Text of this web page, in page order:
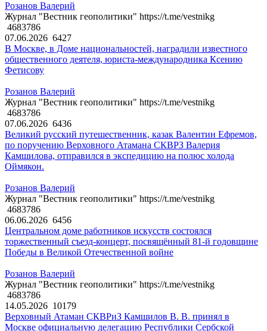
Розанов Валерий
Журнал "Вестник геополитики" https://t.me/vestnikg
4683786
07.06.2026 6427
В Москве, в Доме национальностей, наградили известного
общественного деятеля, юриста-международника Ксению
Фетисову
Розанов Валерий
Журнал "Вестник геополитики" https://t.me/vestnikg
4683786
07.06.2026 6436
Великий русский путешественник, казак Валентин Ефремов,
по поручению Верховного Атамана СКВРЗ Валерия
Камшилова, отправился в экспедицию на полюс холода
Оймякон.
Розанов Валерий
Журнал "Вестник геополитики" https://t.me/vestnikg
4683786
06.06.2026 6456
Центральном доме работников искусств состоялся
торжественный съезд-концерт, посвящённый 81-й годовщине
Победы в Великой Отечественной войне
Розанов Валерий
Журнал "Вестник геополитики" https://t.me/vestnikg
4683786
14.05.2026 10179
Верховный Атаман СКВРиЗ Камшилов В. В. принял в
Москве официальную делегацию Республики Сербской